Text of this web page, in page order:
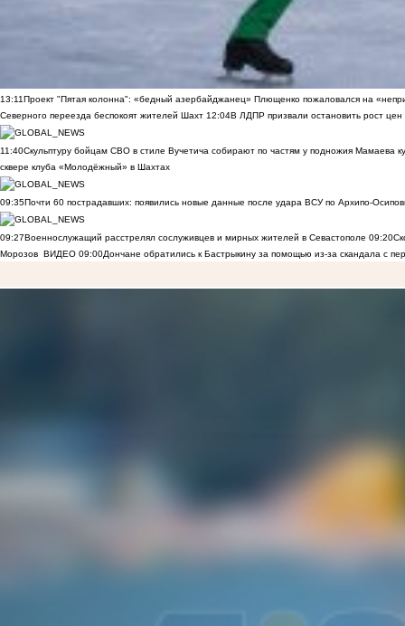
13:11Проект "Пятая колонна": «бедный азербайджанец» Плющенко пожаловался на
Северного переезда беспокоят жителей Шахт 12:04В ЛДПР призвали остановить рост цен
11:40Скульптуру бойцам СВО в стиле Вучетича собирают по частям у подножия Мамаева
сквере клуба «Молодёжный» в Шахтах
09:35Почти 60 пострадавших: появились новые данные после удара ВСУ по Архипо-
09:27Военнослужащий расстрелял сослуживцев и мирных жителей в Севастополе 09:20
Морозов ВИДЕО 09:00Дончане обратились к Бастрыкину за помощью из-за скандала с